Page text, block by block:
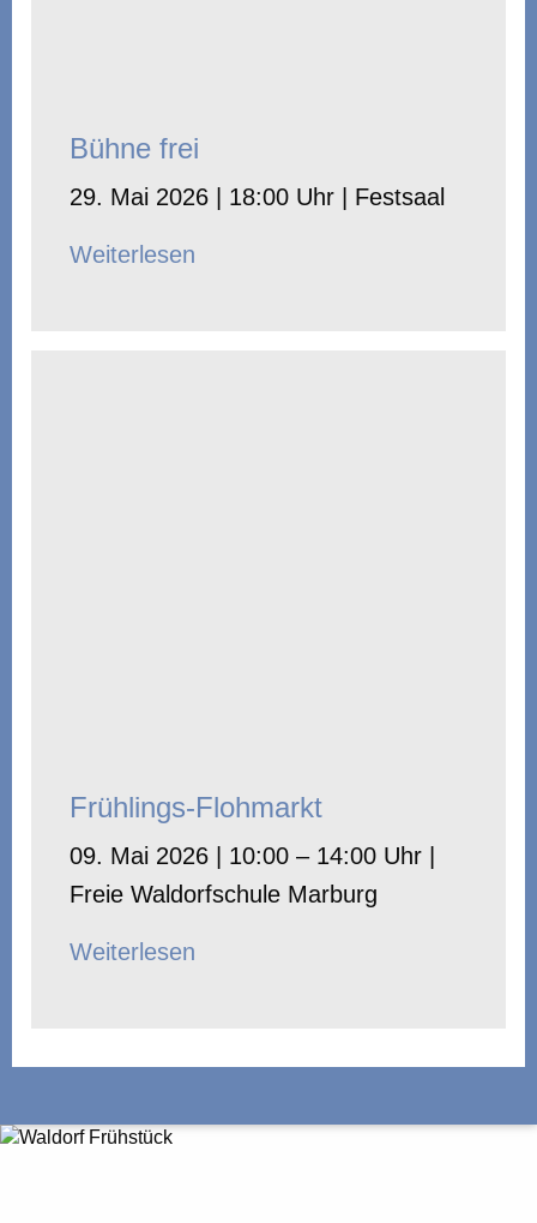
Bühne frei
29. Mai 2026 | 18:00 Uhr | Festsaal
Weiterlesen
Frühlings-Flohmarkt
09. Mai 2026 | 10:00 – 14:00 Uhr |
Freie Waldorfschule Marburg
Weiterlesen